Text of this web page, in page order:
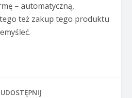
– automatyczną,
też zakup tego produktu
UDOSTĘPNIJ